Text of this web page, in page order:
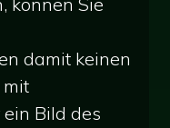
damit keinen
Bild des